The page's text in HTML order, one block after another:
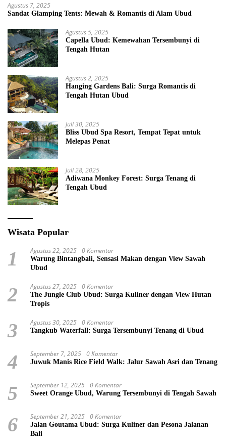
Agustus 7, 2025
Sandat Glamping Tents: Mewah & Romantis di Alam Ubud
Agustus 5, 2025
Capella Ubud: Kemewahan Tersembunyi di
Tengah Hutan
Agustus 2, 2025
Hanging Gardens Bali: Surga Romantis di
Tengah Hutan Ubud
Juli 30, 2025
Bliss Ubud Spa Resort, Tempat Tepat untuk
Melepas Penat
Juli 28, 2025
Adiwana Monkey Forest: Surga Tenang di
Tengah Ubud
Wisata Popular
1 Agustus 22, 2025 0 Komentar
Warung Bintangbali, Sensasi Makan dengan View Sawah
Ubud
2 Agustus 27, 2025 0 Komentar
The Jungle Club Ubud: Surga Kuliner dengan View Hutan
Tropis
3 Agustus 30, 2025 0 Komentar
Tangkub Waterfall: Surga Tersembunyi Tenang di Ubud
4 September 7, 2025 0 Komentar
Juwuk Manis Rice Field Walk: Jalur Sawah Asri dan Tenang
5 September 12, 2025 0 Komentar
Sweet Orange Ubud, Warung Tersembunyi di Tengah Sawah
6 September 21, 2025 0 Komentar
Jalan Goutama Ubud: Surga Kuliner dan Pesona Jalanan
Bali